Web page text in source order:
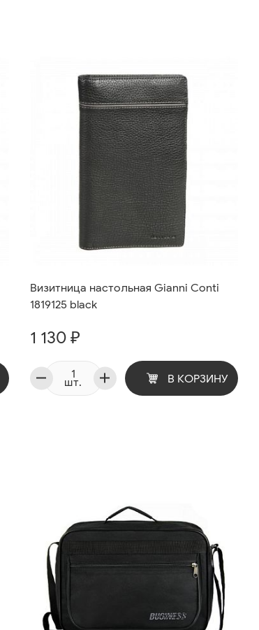
Визитница настольная Gianni Conti
1819125 black
1 130 ₽
шт. В КОРЗИНУ